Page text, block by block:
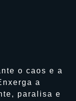
o caos e a
a
paralisa e